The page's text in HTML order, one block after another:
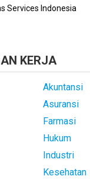
Services Indonesia
KERJA
Akuntansi
Asuransi
Farmasi
Hukum
Industri
Kesehatan